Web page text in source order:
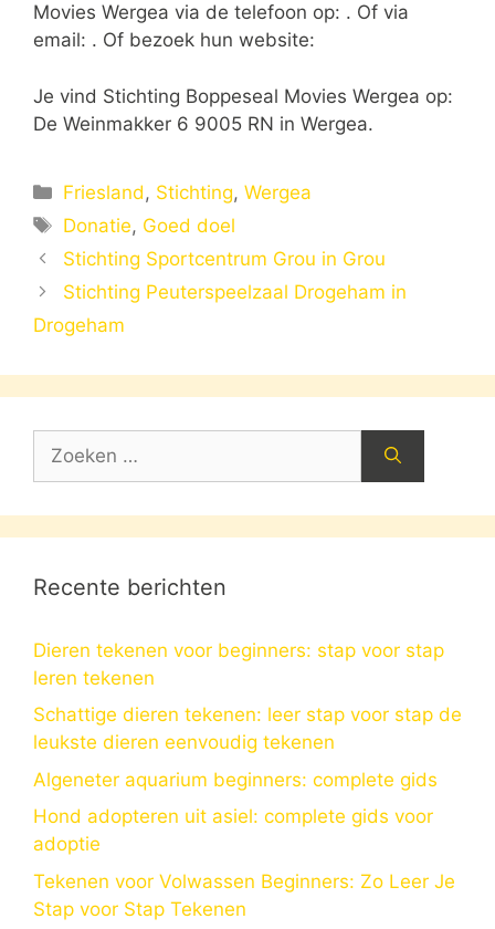
Movies Wergea via de telefoon op: . Of via
email: . Of bezoek hun website:
Je vind Stichting Boppeseal Movies Wergea op:
De Weinmakker 6 9005 RN in Wergea.
Categorieën
Friesland , Stichting,Wergea
Tags
Donatie, Goed doel
Stichting Sportcentrum Grou in Grou
Stichting Peuterspeelzaal Drogeham in
Drogeham
naar:
Recente berichten
Dieren tekenen voor beginners: stap voor stap
leren tekenen
Schattige dieren tekenen: leer stap voor stap de
leukste dieren eenvoudig tekenen
Algeneter aquarium beginners: complete gids
Hond adopteren uit asiel: complete gids voor
adoptie
Tekenen voor Volwassen Beginners: Zo Leer Je
Stap voor Stap Tekenen